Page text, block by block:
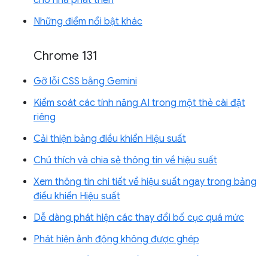
Những điểm nổi bật khác
Chrome 131
Gỡ lỗi CSS bằng Gemini
Kiểm soát các tính năng AI trong một thẻ cài đặt
riêng
Cải thiện bảng điều khiển Hiệu suất
Chú thích và chia sẻ thông tin về hiệu suất
Xem thông tin chi tiết về hiệu suất ngay trong bảng
điều khiển Hiệu suất
Dễ dàng phát hiện các thay đổi bố cục quá mức
Phát hiện ảnh động không được ghép